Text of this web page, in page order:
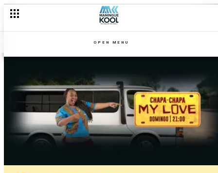
OPEN MENU